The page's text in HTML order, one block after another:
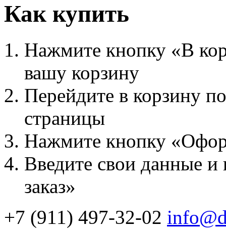
Как купить
Нажмите кнопку «В
вашу корзину
Перейдите в корзину
страницы
Нажмите кнопку
Введите свои данные
заказ»
+7 (911) 497-32-02